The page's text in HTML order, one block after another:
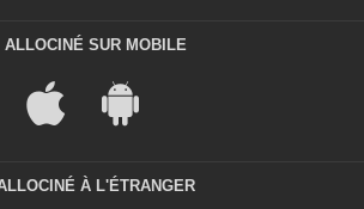
ALLOCINÉ SUR MOBILE
À L'ÉTRANGER